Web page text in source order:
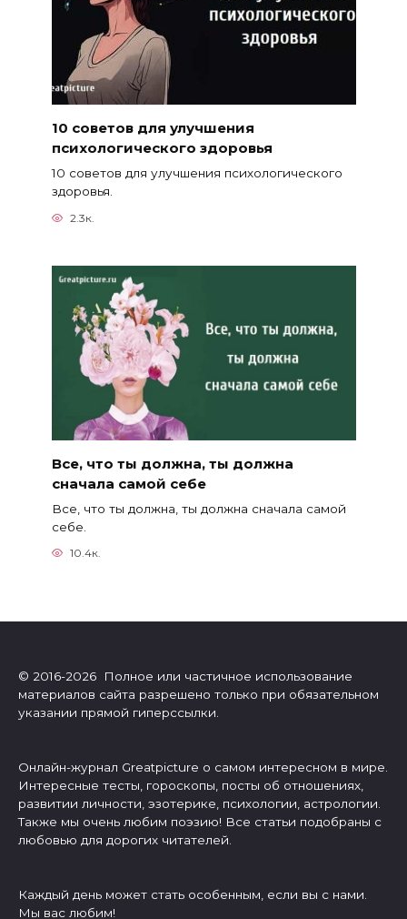
10 советов для улучшения
психологического здоровья
10 советов для улучшения психологического
здоровья.
2.3к.
Все, что ты должна, ты должна
сначала самой себе
Все, что ты должна, ты должна сначала самой
себе.
10.4к.
© 2016-2026 Полное или частичное использование
материалов сайта разрешено только при обязательном
указании прямой гиперссылки.
Онлайн-журнал Greatpicture о самом интересном в мире.
Интересные тесты, гороскопы, посты об отношениях,
развитии личности, эзотерике, психологии, астрологии.
Также мы очень любим поэзию! Все статьи подобраны с
любовью для дорогих читателей.
Каждый день может стать особенным, если вы с нами.
Мы вас любим!